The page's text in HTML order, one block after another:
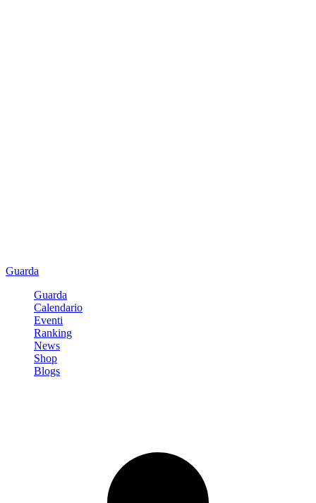
Guarda
Guarda
Calendario
Eventi
Ranking
News
Shop
Blogs